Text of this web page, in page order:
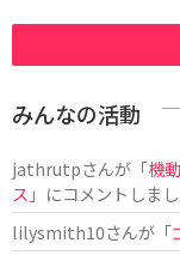
みんなの活動
jathrutpさんが「機
ス 」にコメントしま
lilysmith10さんが「